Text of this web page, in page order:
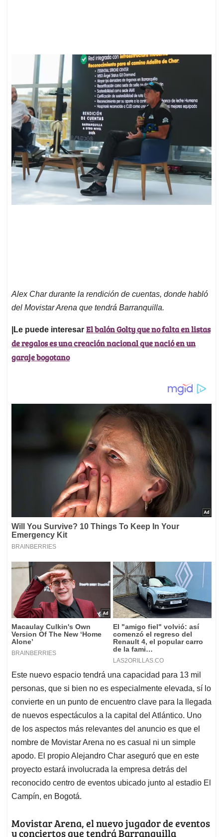
Alex Char durante la rendición de cuentas, donde habló
del Movistar Arena que tendrá Barranquilla.
|Le puede interesar El balón Golty que no falta en listas
de regalos es una creación nacional que nació en un
garaje bogotano
Este nuevo espacio tendrá una capacidad para 13 mil
personas, que si bien no es especialmente elevada, sí lo
convierte en un punto de encuentro clave para la llegada
de nuevos espectáculos a la capital del Atlántico. Uno
de los aspectos más relevantes del anuncio es que el
nombre de Movistar Arena no es casual ni un simple
apodo. El propio Alejandro Char aseguró que en este
proyecto estará involucrada la empresa detrás del
reconocido centro de eventos ubicado junto al estadio El
Campín, en Bogotá.
Movistar Arena, el nuevo jugador de eventos
y conciertos que tendrá Barranquilla